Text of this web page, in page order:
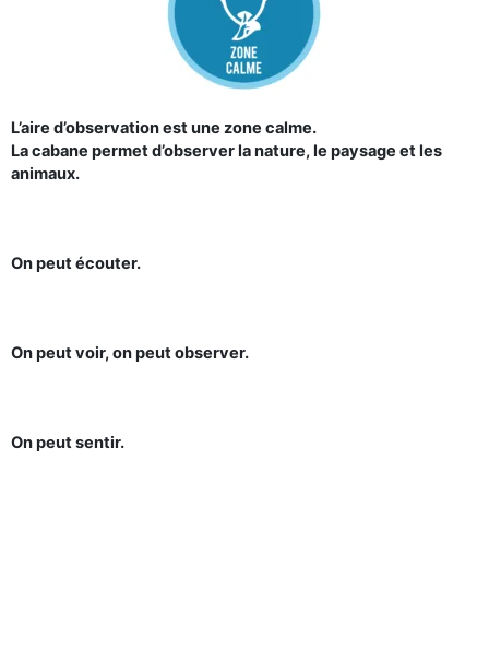
L’aire d’observation est une zone calme.
La cabane permet d’observer la nature, le paysage et les
animaux.
On peut écouter.
On peut voir, on peut observer.
On peut sentir.